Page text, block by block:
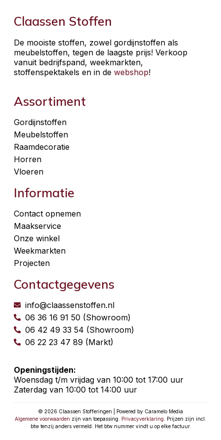
Claassen Stoffen
De mooiste stoffen, zowel gordijnstoffen als
meubelstoffen, tegen de laagste prijs! Verkoop
vanuit bedrijfspand, weekmarkten,
stoffenspektakels en in de webshop!
Assortiment
Gordijnstoffen
Meubelstoffen
Raamdecoratie
Horren
Vloeren
Informatie
Contact opnemen
Maakservice
Onze winkel
Weekmarkten
Projecten
Contactgegevens
info@claassenstoffen.nl
06 36 16 91 50 (Showroom)
06 42 49 33 54 (Showroom)
06 22 23 47 89 (Markt)
Openingstijden:
Woensdag t/m vrijdag van 10:00 tot 17:00 uur
Zaterdag van 10:00 tot 14:00 uur
© 2026 Claassen Stofferingen | Powered by Caramelo Media
Algemene voorwaarden zijn van toepassing. Privacyverklaring . Prijzen zijn incl.
btw tenzij anders vermeld. Het btw nummer vindt u op elke factuur.